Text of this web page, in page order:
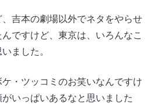
吉本の劇場以外でネタをやらせ
ですけど、東京は、いろんなこ
ました。
・ツッコミのお笑いなんですけ
いっぱいあるなと思いました